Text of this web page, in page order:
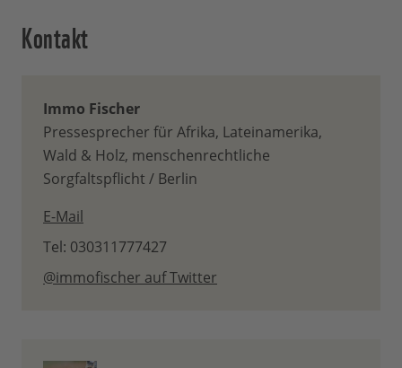
Kontakt
Immo Fischer
Pressesprecher für Afrika, Lateinamerika,
Wald & Holz, menschenrechtliche
Sorgfaltspflicht / Berlin
E-Mail
Tel: 030311777427
@immofischer auf Twitter